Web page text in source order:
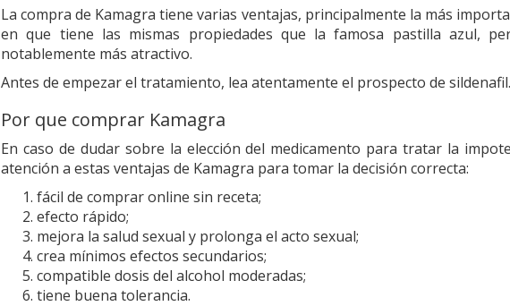
La compra de Kamagra tiene varias ventajas, principalmente la más
en que tiene las mismas propiedades que la famosa pastilla azul,
notablemente más atractivo.
Antes de empezar el tratamiento, lea atentamente el prospecto de sildenafil.
Por que comprar Kamagra
En caso de dudar sobre la elección del medicamento para tratar la
atención a estas ventajas de Kamagra para tomar la decisión correcta:
fácil de comprar online sin receta;
efecto rápido;
mejora la salud sexual y prolonga el acto sexual;
crea mínimos efectos secundarios;
compatible dosis del alcohol moderadas;
tiene buena tolerancia.